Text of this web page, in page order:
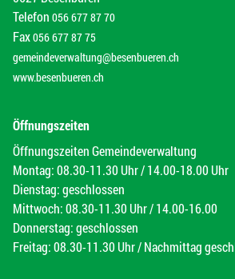
Telefon 056 677 87 70
Fax056 677 87 75
gemeindeverwaltung@besenbueren.ch
www.besenbueren.ch
Öffnungszeiten
Öffnungszeiten Gemeindeverwaltung
Montag: 08.30-11.30 Uhr / 14.00-18.00 Uhr
Dienstag: geschlossen
Mittwoch: 08.30-11.30 Uhr / 14.00-16.00
Donnerstag: geschlossen
Freitag: 08.30-11.30 Uhr / Nachmittag